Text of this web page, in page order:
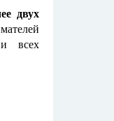
двух
всех